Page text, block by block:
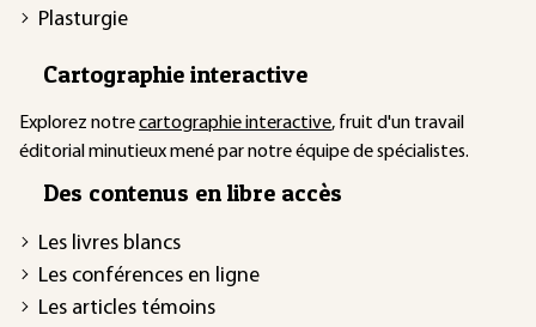
Plasturgie
Cartographie interactive
Explorez notrecartographie interactive, fruit d'un travail
éditorial minutieux mené par notre équipe de spécialistes.
Des contenus en libre accès
Les livres blancs
Les conférences en ligne
Les articles témoins